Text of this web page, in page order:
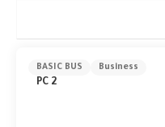
Business
BASIC BUS
2 PC